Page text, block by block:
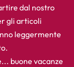
dal nostro
gli articoli
leggermente
buone vacanze